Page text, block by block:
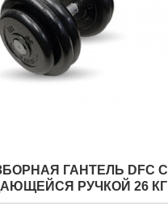
ГАНТЕЛЬ DFC C
РУЧКОЙ 26 КГ